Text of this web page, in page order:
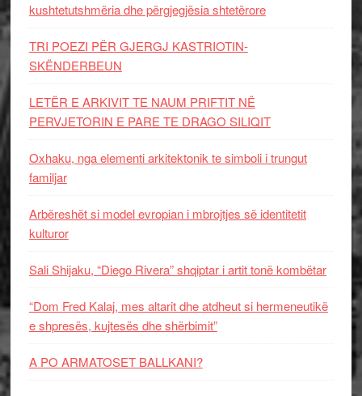
kushtetutshmëria dhe përgjegjësia shtetërore
TRI POEZI PËR GJERGJ KASTRIOTIN-
SKËNDERBEUN
LETËR E ARKIVIT TE NAUM PRIFTIT NË
PERVJETORIN E PARE TE DRAGO SILIQIT
Oxhaku, nga elementi arkitektonik te simboli i trungut
familjar
Arbëreshët si model evropian i mbrojtjes së identitetit
kulturor
Sali Shijaku, “Diego Rivera” shqiptar i artit tonë kombëtar
“Dom Fred Kalaj, mes altarit dhe atdheut si hermeneutikë
e shpresës, kujtesës dhe shërbimit”
A PO ARMATOSET BALLKANI?